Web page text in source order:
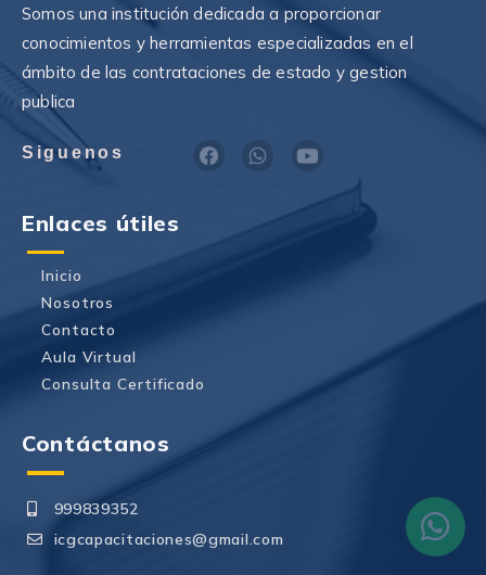
Somos una institución dedicada a proporcionar
conocimientos y herramientas especializadas en el
ámbito de las contrataciones de estado y gestion
publica
Siguenos F
a
W
h
Y
o
t
Enlaces útiles
Inicio
Nosotros
Contacto
Aula Virtual
Consulta Certificado
Contáctanos
999839352
icgcapacitaciones@gmail.com